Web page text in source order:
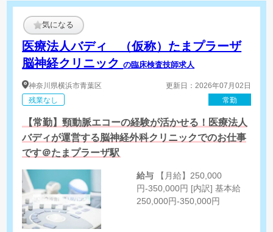
気になる
医療法人バディ （仮称）たまプラーザ
脳神経クリニックの臨床検査技師求人
神奈川県横浜市青葉区
残業なし
更新日：2026年07月02日
常勤
【常勤】頸動脈エコーの経験が活かせる！医療法人
バディが運営する脳神経外科クリニックでのお仕事
です＠たまプラーザ駅
給与
円-350,000円 [内訳] 基本給
250,000円-350,000円